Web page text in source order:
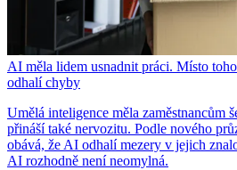
AI měla lidem usnadnit práci. Místo
odhalí chyby
Umělá inteligence měla zaměstnancům
přináší také nervozitu. Podle nového
obává, že AI odhalí mezery v jejich
AI rozhodně není neomylná.